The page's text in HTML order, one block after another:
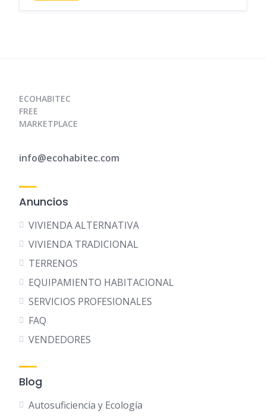
ECOHABITEC
FREE
MARKETPLACE
info@ecohabitec.com
Anuncios
VIVIENDA ALTERNATIVA
VIVIENDA TRADICIONAL
TERRENOS
EQUIPAMIENTO HABITACIONAL
SERVICIOS PROFESIONALES
FAQ
VENDEDORES
Blog
Autosuficiencia y Ecología